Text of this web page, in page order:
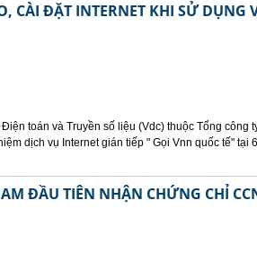
CÀI ĐẶT INTERNET KHI SỬ DỤNG
toán và Truyền số liệu (Vdc) thuộc Tổng công
dịch vụ Internet gián tiếp " Gọi Vnn quốc tế" tại
ĐẦU TIÊN NHẬN CHỨNG CHỈ